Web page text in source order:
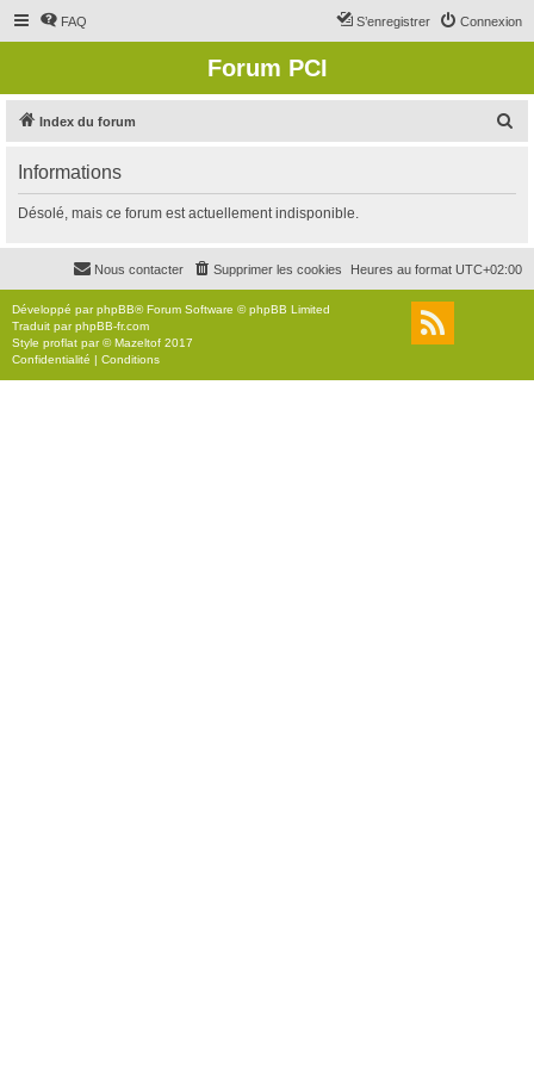
FAQ Connexion
S’enregistrer
Forum PCI
Index du forum
r
c
r
Informations
Désolé, mais ce forum est actuellement indisponible.
Heures au format UTC+02:00
Supprimer les cookies
Nous contacter
Développé parphpBB® Forum Software © phpBB Limited
Traduit parphpBB-fr.com
Style proflat par ©Mazeltof 2017
Confidentialité | Conditions